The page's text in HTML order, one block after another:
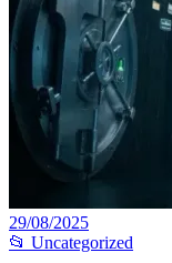
29/08/2025
📂 Uncategorized